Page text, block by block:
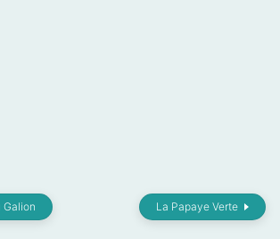
Galion La Papaye Verte